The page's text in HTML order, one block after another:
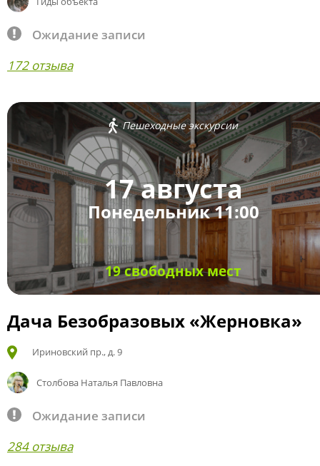
Ожидание записи
172 отзыва
Пешеходные экскурсии
17 августа
Понедельник 11:00
19 свободных мест
Дача Безобразовых «Жерновка»
Ириновский пр., д. 9
Столбова Наталья Павловна
Ожидание записи
284 отзыва